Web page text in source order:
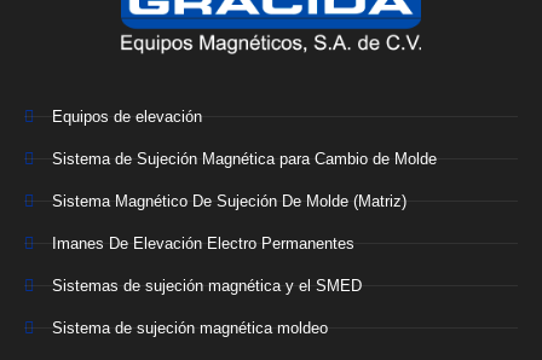
Equipos de elevación
Sistema de Sujeción Magnética para Cambio de Molde
Sistema Magnético De Sujeción De Molde (Matriz)
Imanes De Elevación Electro Permanentes
Sistemas de sujeción magnética y el SMED
Sistema de sujeción magnética moldeo